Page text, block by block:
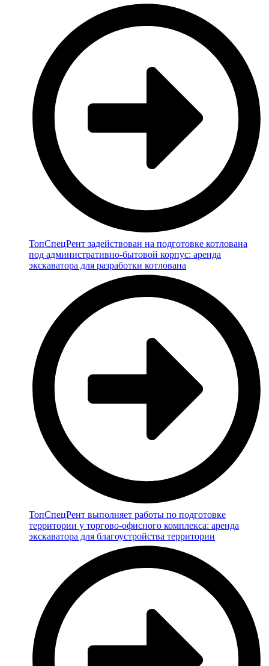
ТопСпецРент задействован на подготовке котлована
под административно-бытовой корпус: аренда
экскаватора для разработки котлована
ТопСпецРент выполняет работы по подготовке
территории у торгово-офисного комплекса: аренда
экскаватора для благоустройства территории